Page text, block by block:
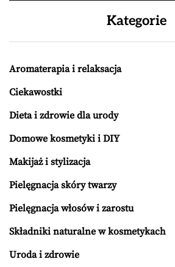
Kategorie
Aromaterapia i relaksacja
Ciekawostki
Dieta i zdrowie dla urody
Domowe kosmetyki i DIY
Makijaż i stylizacja
Pielęgnacja skóry twarzy
Pielęgnacja włosów i zarostu
Składniki naturalne w kosmetykach
Uroda i zdrowie